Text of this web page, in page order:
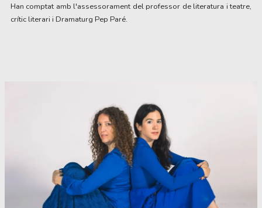
Han comptat amb l'assessorament del professor de literatura i teatre,
crític literari i Dramaturg Pep Paré.